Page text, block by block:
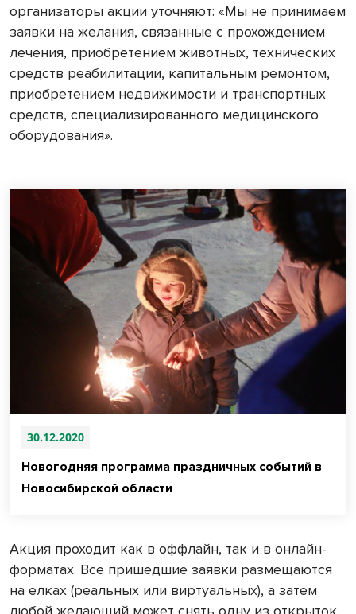
организаторы акции уточняют: «Мы не принимаем
заявки на желания, связанные с прохождением
лечения, приобретением животных, технических
средств реабилитации, капитальным ремонтом,
приобретением недвижимости и транспортных
средств, специализированного медицинского
оборудования».
30.12.2020
Новогодняя программа праздничных событий в
Новосибирской области
Акция проходит как в оффлайн, так и в онлайн-
форматах. Все пришедшие заявки размещаются
на елках (реальных или виртуальных), а затем